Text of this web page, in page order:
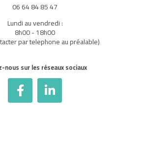
06 64 84 85 47
Lundi au vendredi :
8h00 - 18h00
par telephone au préalable)
nous sur les réseaux sociaux